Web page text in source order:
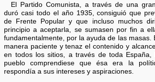
El Partido Comunista, a través de una
duró casi todo el año 1935, consiguió que
de Frente Popular y que incluso muchos
principio a aceptarla, se sumasen por fin a
fundamentalmente, por la ayuda de las masas.
manera paciente y tenaz el contenido y
en todos los sitios, a través de toda
pueblo comprendiese que ésa era la
respondía a sus intereses y aspiraciones.